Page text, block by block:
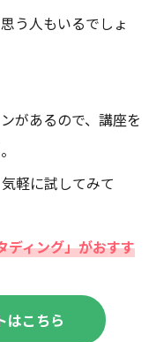
う人もいるでしょ
があるので、講座を
軽に試してみて
ディング」がおすす
はこちら